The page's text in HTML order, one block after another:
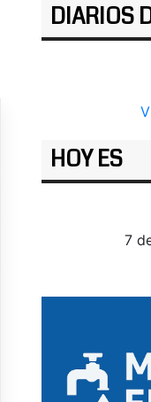
DIARIOS
HOY ES
7